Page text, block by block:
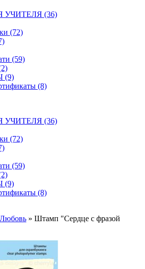
УЧИТЕЛЯ (36)
(72)
(59)
(9)
(8)
УЧИТЕЛЯ (36)
(72)
(59)
(9)
(8)
Любовь » Штамп "Сердце с фразой